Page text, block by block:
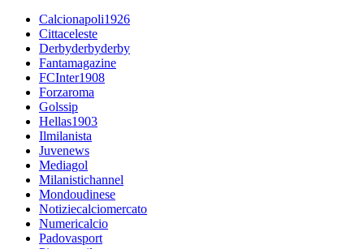
Calcionapoli1926
Cittaceleste
Derbyderbyderby
Fantamagazine
FCInter1908
Forzaroma
Golssip
Hellas1903
Ilmilanista
Juvenews
Mediagol
Milanistichannel
Mondoudinese
Notiziecalciomercato
Numericalcio
Padovasport